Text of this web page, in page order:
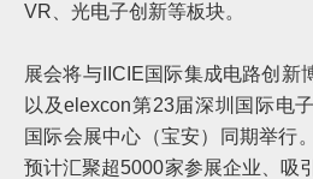
VR、光电子创新等板块。
展会将与IICIE国际集成电路创新
以及elexcon第23届深圳国际电
国际会展中心（宝安）同期举行
预计汇聚超5000家参展企业、吸